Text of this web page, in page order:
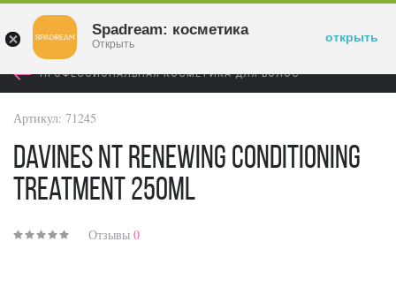
ПРОФЕССИОНАЛЬНАЯ КОСМЕТИКА ДЛЯ ВОЛОС
Артикул: 71245
Davines NT Renewing Conditioning
Treatment 250ml
Отзывы 0
Spadream: косметика
Открыть открыть